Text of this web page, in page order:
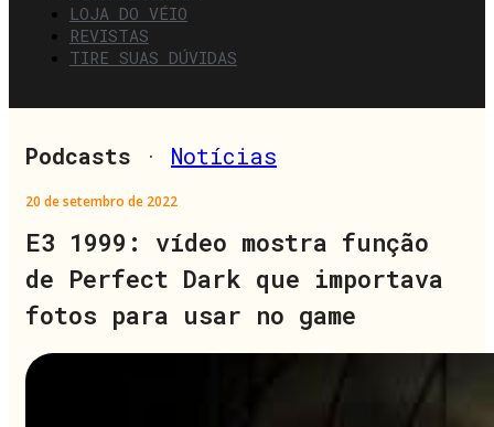
LOJA DO VÉIO
REVISTAS
TIRE SUAS DÚVIDAS
Podcasts · Notícias
20 de setembro de 2022
E3 1999: vídeo mostra função
de Perfect Dark que importava
fotos para usar no game